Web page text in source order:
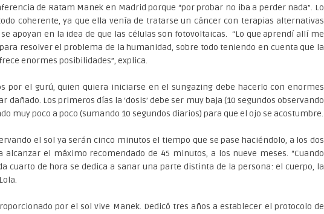
de Ratam Manek en Madrid porque “por probar no iba a perder nada”. Lo
coherente, ya que ella venía de tratarse un cáncer con terapias alternativas
apoyan en la idea de que las células son fotovoltaicas. “Lo que aprendí allí me
resolver el problema de la humanidad, sobre todo teniendo en cuenta que la
enormes posibilidades”, explica.
por el gurú, quien quiera iniciarse en el sungazing debe hacerlo con enormes
dañado. Los primeros días la ‘dosis’ debe ser muy baja (10 segundos observando
muy poco a poco (sumando 10 segundos diarios) para que el ojo se acostumbre.
el sol ya serán cinco minutos el tiempo que se pase haciéndolo, a los dos
alcanzar el máximo recomendado de 45 minutos, a los nueve meses. “Cuando
cuarto de hora se dedica a sanar una parte distinta de la persona: el cuerpo, la
por el sol vive Manek. Dedicó tres años a establecer el protocolo de